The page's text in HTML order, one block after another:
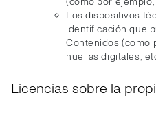
Los dispositivos
identificación que
Contenidos (como
huellas digitales,
Licencias sobre la